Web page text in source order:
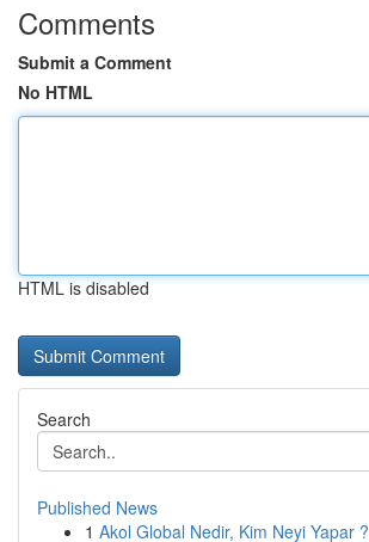
Comments
Submit a Comment
No HTML
HTML is disabled
Search
Published News
1 Akol Global Nedir, Kim Neyi Yapar ?